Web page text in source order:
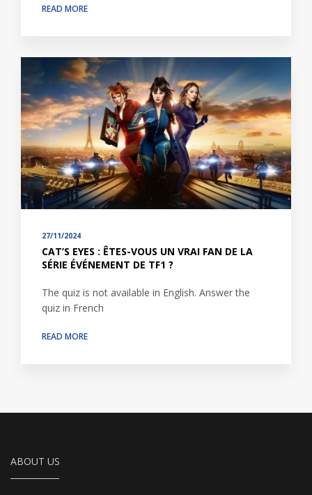
READ MORE
27/11/2024
CAT’S EYES : ÊTES-VOUS UN VRAI FAN DE LA
SÉRIE ÉVÉNEMENT DE TF1 ?
The quiz is not available in English. Answer the
quiz in French
READ MORE
ABOUT US